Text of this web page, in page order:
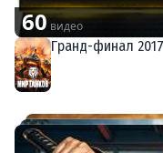
60 видео
Гранд-финал